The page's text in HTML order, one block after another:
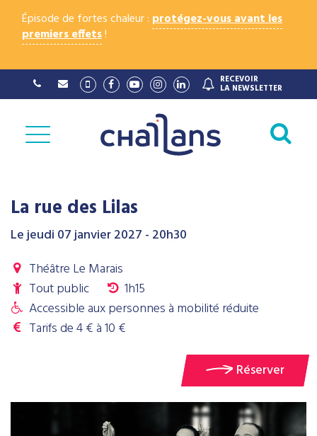
Épisode de fortes chaleur : protégez-vous avant les
premiers effets!
Lien
vers
Vimeo
Lien
vers
Facebook
Lien
vers
chaîne
Youtube
Lien
vers
compte
Instagram
Lien
vers
Linkedin
RECEVOIR
LA NEWSLETTER
La rue des Lilas
Lejeudi 07janvier2027 - 20h30
Théâtre Le Marais
Tout public
1h15
Accessible aux personnes à mobilité réduite
Tarifs de 4 € à 10 €
Réserver